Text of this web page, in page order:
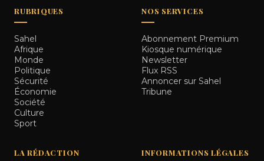
RUBRIQUES
Sahel
Afrique
Monde
Politique
Sécurité
Économie
Société
Culture
Sport
NOS SERVICES
Abonnement Premium
Kiosque numérique
Newsletter
Flux RSS
Annoncer sur Sahel
Tribune
LA RÉDACTION INFORMATIONS LÉGALES